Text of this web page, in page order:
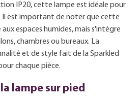
IP20, cette lampe est idéale pour
Il est important de noter que cette
espaces humides, mais s'intègre
chambres ou bureaux. La
et de style fait de la Sparkled
chaque pièce.
lampe sur pied